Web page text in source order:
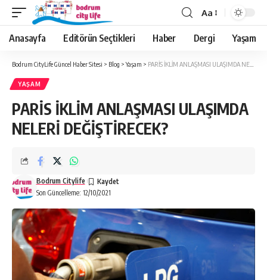
Aa
Anasayfa Editörün Seçtikleri Haber Dergi Yaşam
Bodrum CityLife Güncel Haber Sitesi > Blog >Yaşam > PARİS İKLİM ANLAŞMASI ULAŞIMDA NELERİ DEĞİŞTİRECEK?
YAŞAM
PARİS İKLİM ANLAŞMASI ULAŞIMDA
NELERİ DEĞİŞTİRECEK?
Son Güncelleme: 12/10/2021
Bodrum Citylife